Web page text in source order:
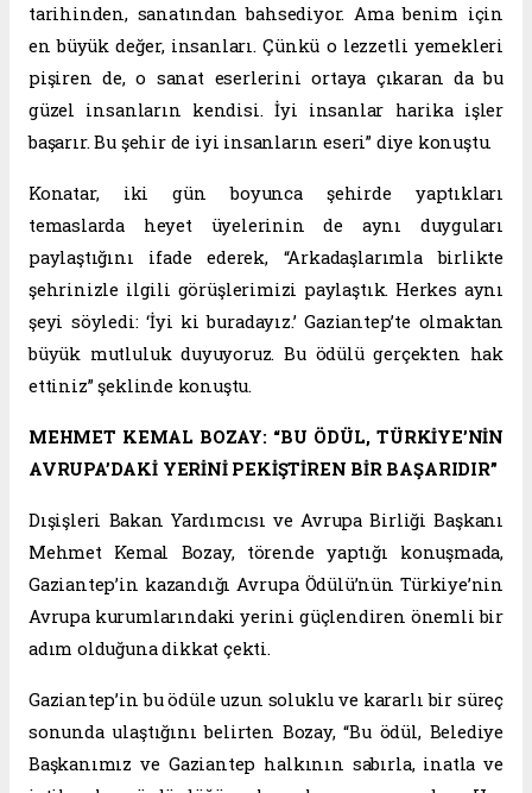
tarihinden, sanatından bahsediyor. Ama benim için
en büyük değer, insanları. Çünkü o lezzetli yemekleri
pişiren de, o sanat eserlerini ortaya çıkaran da bu
güzel insanların kendisi. İyi insanlar harika işler
başarır. Bu şehir de iyi insanların eseri” diye konuştu.
Konatar, iki gün boyunca şehirde yaptıkları
temaslarda heyet üyelerinin de aynı duyguları
paylaştığını ifade ederek, “Arkadaşlarımla birlikte
şehrinizle ilgili görüşlerimizi paylaştık. Herkes aynı
şeyi söyledi: ‘İyi ki buradayız.’ Gaziantep’te olmaktan
büyük mutluluk duyuyoruz. Bu ödülü gerçekten hak
ettiniz” şeklinde konuştu.
MEHMET KEMAL BOZAY: “BU ÖDÜL, TÜRKİYE’NİN
AVRUPA’DAKİ YERİNİ PEKİŞTİREN BİR BAŞARIDIR”
Dışişleri Bakan Yardımcısı ve Avrupa Birliği Başkanı
Mehmet Kemal Bozay, törende yaptığı konuşmada,
Gaziantep’in kazandığı Avrupa Ödülü’nün Türkiye’nin
Avrupa kurumlarındaki yerini güçlendiren önemli bir
adım olduğuna dikkat çekti.
Gaziantep’in bu ödüle uzun soluklu ve kararlı bir süreç
sonunda ulaştığını belirten Bozay, “Bu ödül, Belediye
Başkanımız ve Gaziantep halkının sabırla, inatla ve